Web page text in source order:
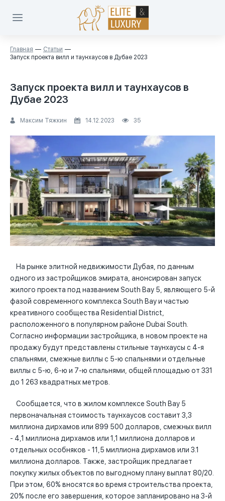
Главная
Статьи
Запуск проекта вилл и таунхаусов в Дубае 2023
Запуск проекта вилл и таунхаусов в
Дубае 2023
Максим Тяжкин 14.12.2023 35
На рынке элитной недвижимости Дубая, по данным
одного из застройщиков эмирата, анонсирован запуск
жилого проекта под названием South Bay 5, являющего 5-й
фазой современного комплекса South Bay и частью
креативного сообщества Residential District,
расположенного в популярном районе Dubai South.
Согласно информации застройщика, в новом проекте на
продажу будут представлены стильные таунхаусы с 4-я
спальнями, смежные виллы с 5-ю спальнями и отдельные
виллы с 5-ю, 6-ю и 7-ю спальнями, общей площадью от 331
до 1 263 квадратных метров.
Сообщается, что в жилом комплексе South Bay 5
первоначальная стоимость таунхаусов составит 3,3
миллиона дирхамов или 899 500 долларов, смежных вилл
- 4,1 миллиона дирхамов или 1,1 миллиона долларов и
отдельных особняков - 11,5 миллиона дирхамов или 3.1
миллиона долларов. Также, застройщик предлагает
покупку жилых объектов по выгодному плану выплат 80/20.
При этом, 60% вносятся во время строительства проекта,
20% после его завершения, которое запланировано на 3-й